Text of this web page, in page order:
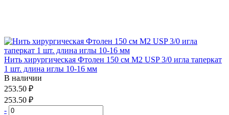
Нить хирургическая Фтолен 150 см М2 USP 3/0 игла таперкат
1 шт. длина иглы 10-16 мм
В наличии
253.50 ₽
253.50 ₽
-